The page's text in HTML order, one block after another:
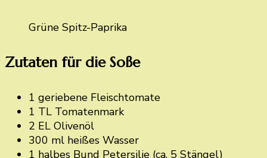
Grüne Spitz-Paprika
Zutaten für die Soße
1 geriebene Fleischtomate
1 TL Tomatenmark
2 EL Olivenöl
300 ml heißes Wasser
1 halbes Bund Petersilie (ca. 5 Stängel)